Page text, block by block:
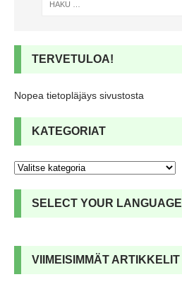
TERVETULOA!
Nopea tietopläjäys sivustosta
KATEGORIAT
SELECT YOUR LANGUAGE
VIIMEISIMMÄT ARTIKKELIT